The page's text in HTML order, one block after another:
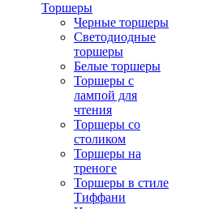
Торшеры
Черные торшеры
Светодиодные
торшеры
Белые торшеры
Торшеры с
лампой для
чтения
Торшеры со
столиком
Торшеры на
треноге
Торшеры в стиле
Тиффани